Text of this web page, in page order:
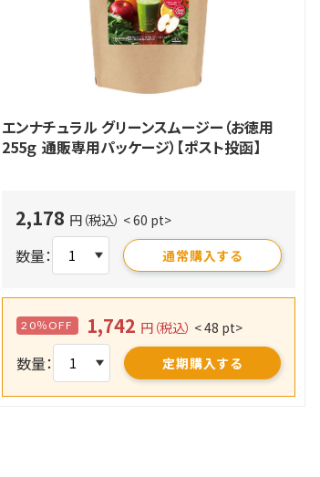
エンナチュラル グリーンスムージー（お徳用
255ｇ 通販専用パッケージ）【ポスト投函】
2,178 円（税込） < 60 pt>
数量： 通常購入する
20％OFF 1,742 円（税込） < 48 pt>
数量： 定期購入する